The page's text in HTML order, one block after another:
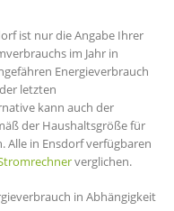
ist nur die Angabe Ihrer
im Jahr in
Energieverbrauch
letzten
kann auch der
der Haushaltsgröße für
Alle in Ensdorf verfügbaren
verglichen.
in Abhängigkeit